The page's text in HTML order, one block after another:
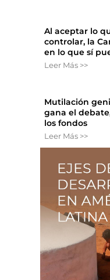
Al aceptar lo
controlar, la
en lo que sí
Leer Más >>
Mutilación
gana el
los fondos
Leer Más >>